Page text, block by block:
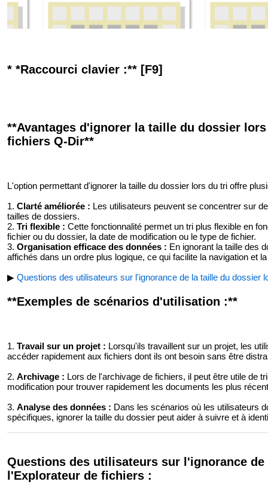
* *Raccourci clavier :** [F9]
**Avantages d'ignorer la taille du dossier
fichiers Q-Dir**
L'option permettant d'ignorer la taille du dossier lors du tri offre
1. Clarté améliorée : Les utilisateurs peuvent se concentrer sur
tailles de dossiers.
2. Tri flexible : Cette fonctionnalité permet un tri plus flexible en
fichier ou du dossier, la date de modification ou le type de fichier.
3. Organisation efficace des données : En ignorant la taille des
affichés dans un ordre plus logique, ce qui facilite la navigation et
▶ Questions des utilisateurs sur l'ignorance de la taille du dossier
**Exemples de scénarios d'utilisation :**
1. Travail sur un projet : Lorsqu'ils travaillent sur un projet, les
accéder rapidement aux fichiers dont ils ont besoin sans être
2. Archivage : Lors de l'archivage de fichiers, il peut être utile de
modification pour trouver rapidement les documents les plus
3. Analyse des données : Dans les scénarios où les utilisateurs
spécifiques, ignorer la taille du dossier peut aider à suivre et à
Questions des utilisateurs sur l'ignorance
l'Explorateur de fichiers :